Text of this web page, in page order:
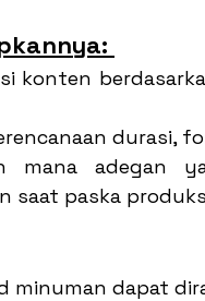
konten
durasi,
mana adegan
saat paska
minuman dapat